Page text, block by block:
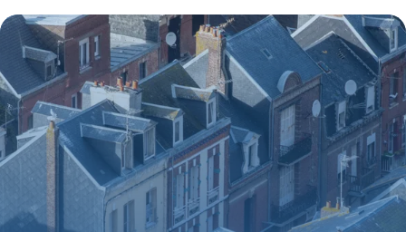
7 juillet 2026